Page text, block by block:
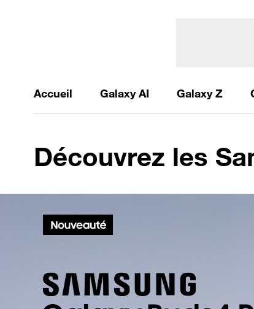
Accueil Galaxy AI Galaxy Z
Découvrez les